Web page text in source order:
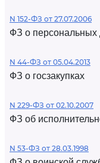
N 152-ФЗ от 27.07.2006
ФЗ о персональных
N 44-ФЗ от 05.04.2013
ФЗ о госзакупках
N 229-ФЗ от 02.10.2007
ФЗ об
N 53-ФЗ от 28.03.1998